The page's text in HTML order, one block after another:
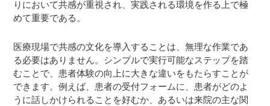
りにおいて共感が重視され、実践される環境を作る上で極
めて重要である。
医療現場で共感の文化を導入することは、無理な作業であ
る必要はありません。シンプルで実行可能なステップを踏
むことで、患者体験の向上に大きな違いをもたらすことが
できます。例えば、患者の受付フォームに、患者がどのよ
うに話しかけられることを好むか、あるいは来院の主な関